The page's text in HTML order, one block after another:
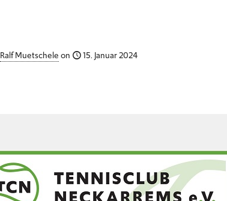
Ralf Muetschele on 15. Januar 2024